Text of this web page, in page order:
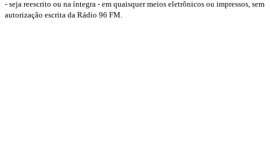
- seja reescrito ou na íntegra - em quaisquer meios eletrônicos ou impressos, sem
autorização escrita da Rádio 96 FM.